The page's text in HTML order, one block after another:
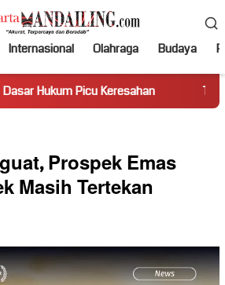
Internasional Olahraga Budaya
Keresahan Truk Miring Hambat
Prospek Emas
Masih Tertekan